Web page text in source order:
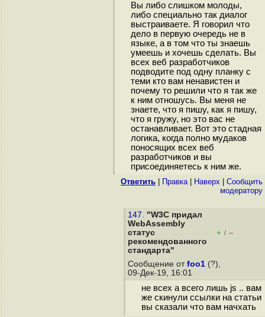
Вы либо слишком молоды,
либо специально так диалог
выстраиваете. Я говорил что
дело в первую очередь не в
языке, а в том что ты знаешь
умеешь и хочешь сделать. Вы
всех веб разработчиков
подводите под одну планку с
теми кто вам ненавистен и
почему то решили что я так же
к ним отношусь. Вы меня не
знаете, что я пишу, как я пишу,
что я гружу, но это вас не
останавливает. Вот это стадная
логика, когда полно мудаков
поносящих всех веб
разработчиков и вы
присоединяетесь к ним же.
Ответить Правка| Наверх
Cообщить
модератору
147. "W3C придал
WebAssembly
статус
рекомендованного
стандарта"
+ / –
Сообщение от foo1 (?),
09-Дек-19, 16:01
не всех а всего лишь js .. вам
же скинули ссылки на статьи
вы сказали что вам начхать